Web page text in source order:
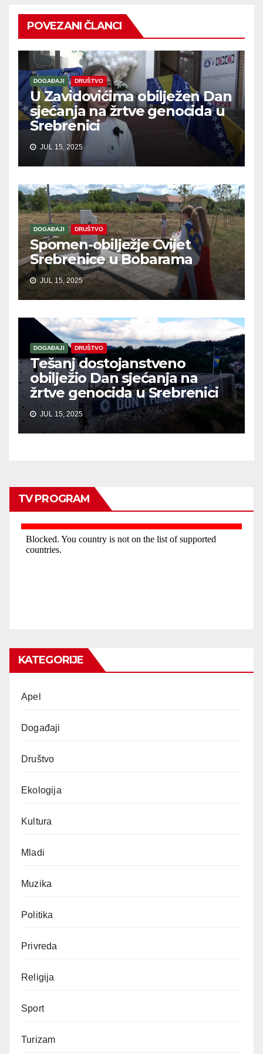
POVEZANI ČLANCI
DOGAĐAJI DRUŠTVO
U Zavidovićima obilježen Dan
sjećanja na žrtve genocida u
Srebrenici
JUL 15, 2025
DOGAĐAJI DRUŠTVO
Spomen-obilježje Cvijet
Srebrenice u Bobarama
JUL 15, 2025
DOGAĐAJI DRUŠTVO
Tešanj dostojanstveno
obilježio Dan sjećanja na
žrtve genocida u Srebrenici
JUL 15, 2025
TV PROGRAM
KATEGORIJE
Apel
Događaji
Društvo
Ekologija
Kultura
Mladi
Muzika
Politika
Privreda
Religija
Sport
Turizam